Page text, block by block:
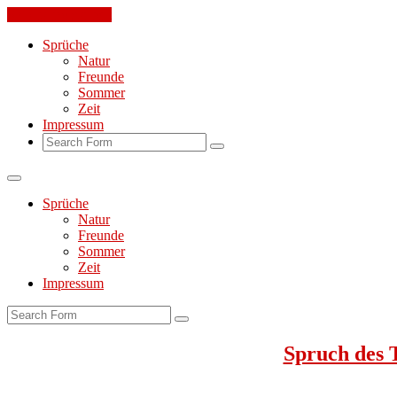
Sprüche
Natur
Freunde
Sommer
Zeit
Impressum
Search
Sprüche
Natur
Freunde
Sommer
Zeit
Impressum
Search
Spruch des